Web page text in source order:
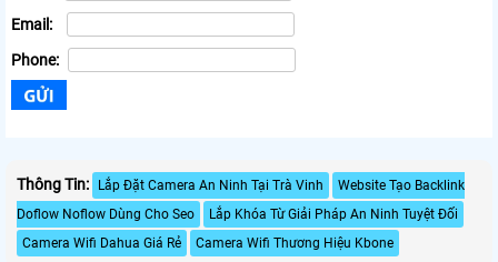
Email:
Phone:
Thông Tin: Lắp Đặt Camera An Ninh Tại Trà Vinh
Website Tạo Backlink
Doflow Noflow Dùng Cho Seo
Lắp Khóa Từ Giải Pháp An Ninh Tuyệt Đối
Camera Wifi Dahua Giá Rẻ
Camera Wifi Thương Hiệu Kbone